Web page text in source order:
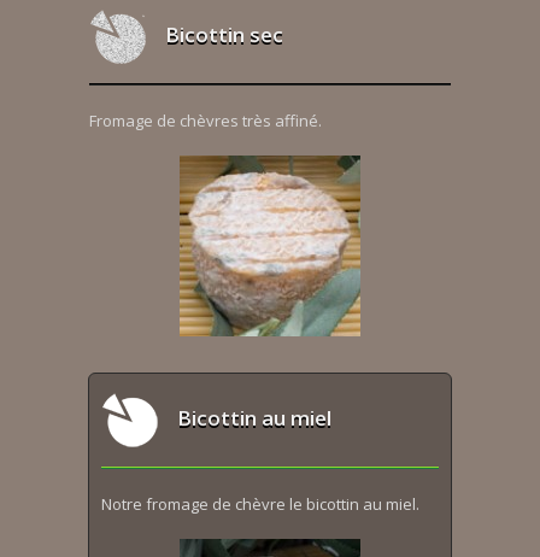
Bicottin sec
Fromage de chèvres très affiné.
Bicottin au miel
Notre fromage de chèvre le bicottin au miel.